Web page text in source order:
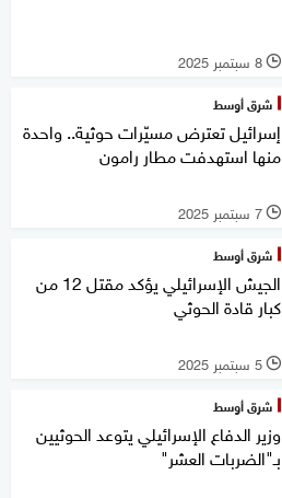
l 8 سبتمبر 2025
شرق أوسط
إسرائيل تعترض مسيّرات حوثية.. واحدة
منها استهدفت مطار رامون
l 7 سبتمبر 2025
شرق أوسط
الجيش الإسرائيلي يؤكد مقتل 12 من
كبار قادة الحوثي
l 5 سبتمبر 2025
شرق أوسط
وزير الدفاع الإسرائيلي يتوعد الحوثيين
بـ"الضربات العشر"